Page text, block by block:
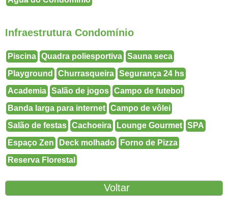
Infraestrutura Condomínio
Piscina Quadra poliesportiva Sauna seca
Playground
Churrasqueira Segurança 24 hs
Academia Salão de jogos Campo de futebol
Banda larga para internet Campo de vôlei
Salão de festas Cachoeira Lounge Gourmet SPA
Espaço Zen
Deck molhado
Forno de Pizza
Reserva Florestal